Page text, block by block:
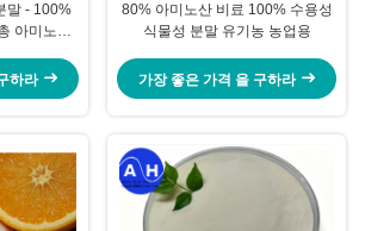
말 - 100%
아미노산
하라
80% 아미노산 비료 100% 수용성
식물성 분말 유기농 농업용
가장 좋은 가격 을 구하라